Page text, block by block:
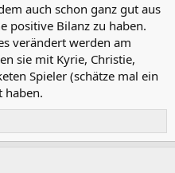
auch schon ganz gut aus
positive Bilanz zu haben.
verändert werden am
sie mit Kyrie, Christie,
Spieler (schätze mal ein
haben.